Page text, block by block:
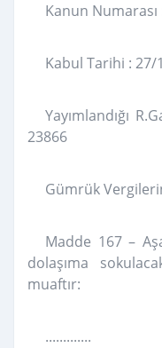
Kanun Numarası
Kabul Tarihi : 27/
Yayımlandığı
23866
Gümrük
Madde 167 –
dolaşıma
muaftır:
.............